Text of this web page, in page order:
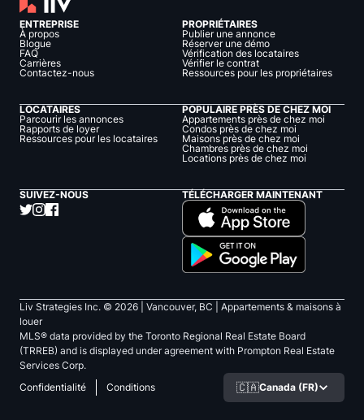
ENTREPRISE
À propos
Blogue
FAQ
Carrières
Contactez-nous
PROPRIÉTAIRES
Publier une annonce
Réserver une démo
Vérification des locataires
Vérifier le contrat
Ressources pour les propriétaires
LOCATAIRES
Parcourir les annonces
Rapports de loyer
Ressources pour les locataires
POPULAIRE PRÈS DE CHEZ MOI
Appartements près de chez moi
Condos près de chez moi
Maisons près de chez moi
Chambres près de chez moi
Locations près de chez moi
SUIVEZ-NOUS TÉLÉCHARGER MAINTENANT
Liv Strategies Inc. © 2026 | Vancouver, BC |
Appartements & maisons à
louer
MLS® data provided by the Toronto Regional Real Estate Board
(TRREB) and is displayed under agreement with Prompton Real Estate
Services Corp.
Confidentialité
Conditions 🇨🇦Canada (FR)